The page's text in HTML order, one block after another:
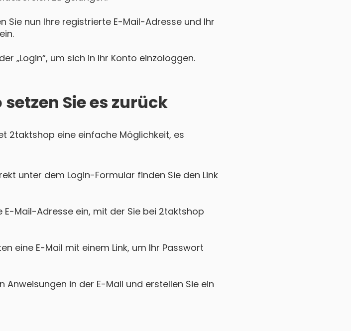
Sie nun Ihre registrierte E-Mail-Adresse und Ihr
„Login“, um sich in Ihr Konto einzologgen.
Sie es zurück
2taktshop eine einfache Möglichkeit, es
unter dem Login-Formular finden Sie den Link
Mail-Adresse ein, mit der Sie bei 2taktshop
eine E-Mail mit einem Link, um Ihr Passwort
Anweisungen in der E-Mail und erstellen Sie ein